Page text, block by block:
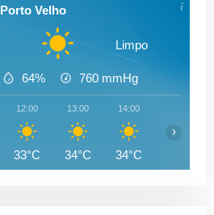
Porto Velho
Limpo
64% 760 mmHg
12:00
33°C
13:00
34°C
14:00
34°C
›